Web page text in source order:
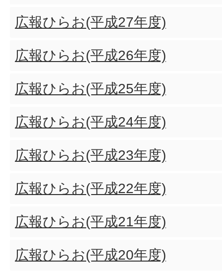
広報ひらお(平成27年度)
広報ひらお(平成26年度)
広報ひらお(平成25年度)
広報ひらお(平成24年度)
広報ひらお(平成23年度)
広報ひらお(平成22年度)
広報ひらお(平成21年度)
広報ひらお(平成20年度)